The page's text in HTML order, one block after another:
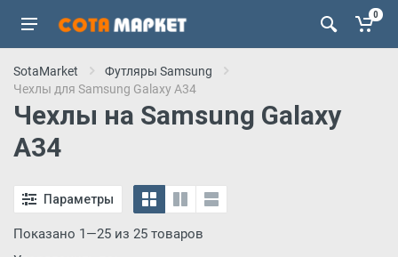
0
SotaMarket
Футляры Samsung
Чехлы для Samsung Galaxy A34
Чехлы на Samsung Galaxy
A34
Параметры
Показано 1—25 из 25 товаров